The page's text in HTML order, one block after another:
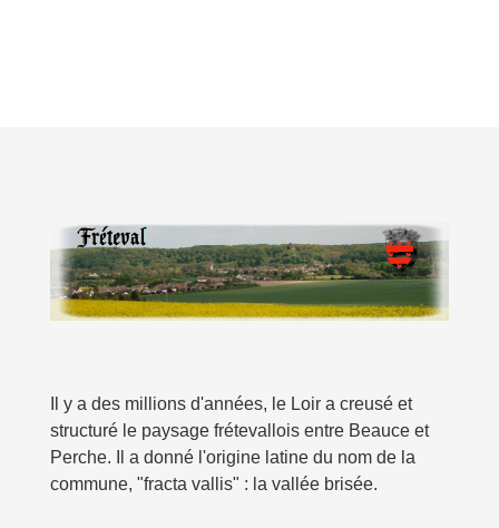
Il y a des millions d'années, le Loir a creusé et
structuré le paysage frétevallois entre Beauce et
Perche. Il a donné l'origine latine du nom de la
commune, "fracta vallis" : la vallée brisée.